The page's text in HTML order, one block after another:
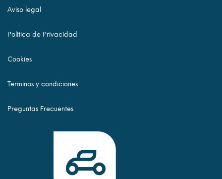
Aviso legal
Politica de Privacidad
Cookies
Terminos y condiciones
Preguntas Frecuentes